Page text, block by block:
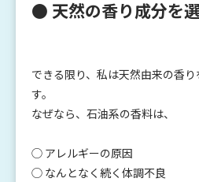
● 天然の香り成分を
できる限り、私は天然由来の香
す。
なぜなら、石油系の香料は、
◯ アレルギーの原因
◯ なんとなく続く体調不良